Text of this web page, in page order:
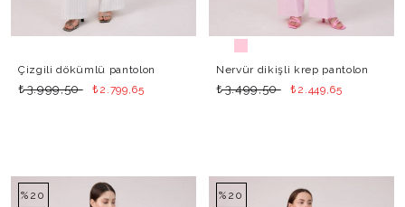
Çizgili dökümlü pantolon
₺3.999,50 ₺2.799,65
Nervür dikişli krep pantolon
₺3.499,50 ₺2.449,65
%20 %20